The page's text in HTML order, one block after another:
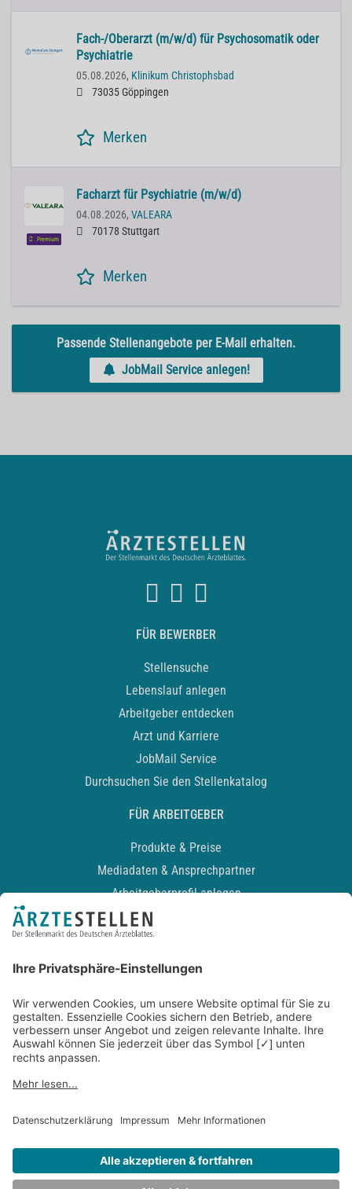
Fach-/Oberarzt (m/w/d) für Psychosomatik oder
Psychiatrie
05.08.2026, Klinikum Christophsbad
73035 Göppingen
Merken
Premium
Facharzt für Psychiatrie (m/w/d)
04.08.2026, VALEARA
70178 Stuttgart
Merken
Passende Stellenangebote per E-Mail erhalten.
JobMail Service anlegen!
FÜR BEWERBER
Stellensuche
Lebenslauf anlegen
Arbeitgeber entdecken
Arzt und Karriere
JobMail Service
Durchsuchen Sie den Stellenkatalog
FÜR ARBEITGEBER
Produkte & Preise
Mediadaten & Ansprechpartner
Arbeitgeberprofil anlegen
Recruiting-Podcast
Kontakt
Datenschutz
Newsletter